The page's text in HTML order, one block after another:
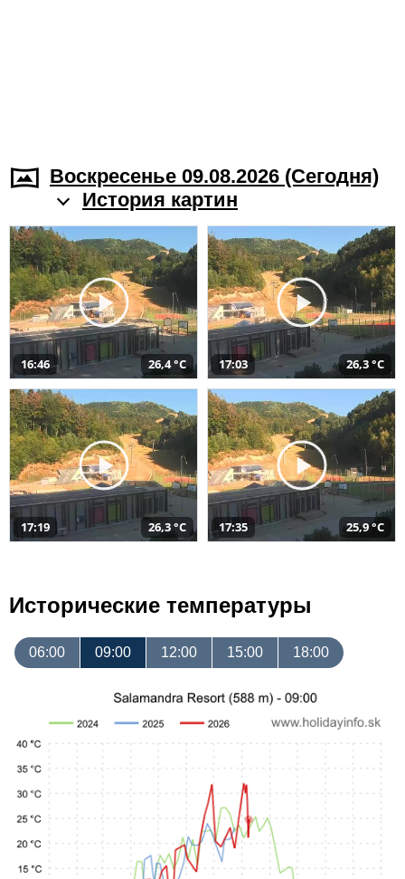
Воскресенье 09.08.2026 (Cегодня)
История картин
16:46 26,4 °C 17:03 26,3 °C
17:19 26,3 °C 17:35 25,9 °C
Исторические температуры
06:00 09:00 12:00 15:00 18:00